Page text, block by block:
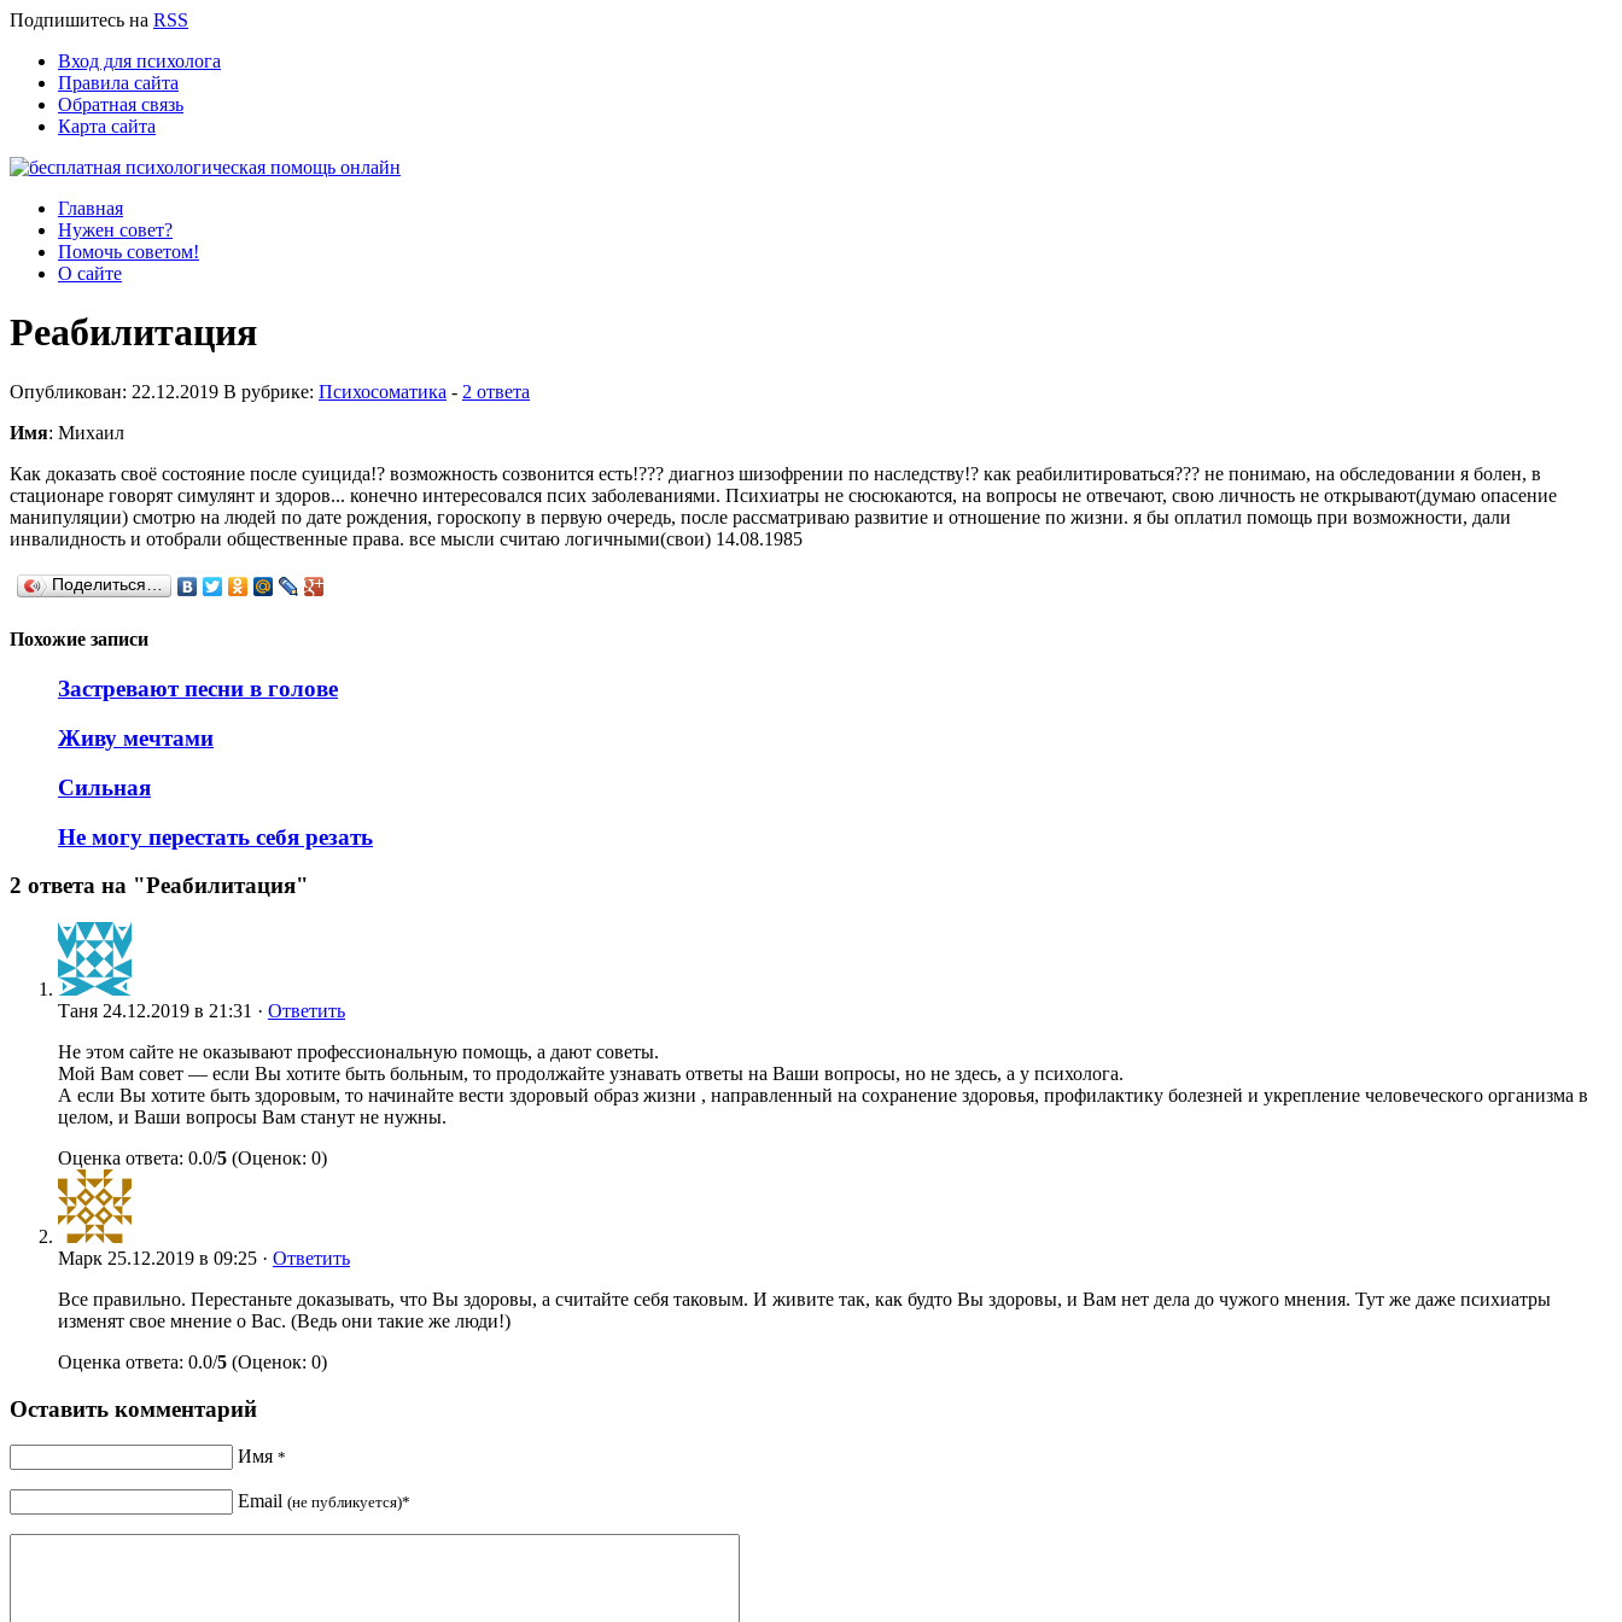
Подпишитесь на RSS
Вход для психолога
Правила сайта
Обратная связь
Карта сайта
Главная
Нужен совет?
Помочь советом!
О сайте
Реабилитация
Опубликован: 22.12.2019 В рубрике: Психосоматика - 2 ответа
Имя: Михаил
Как доказать своё состояние после суицида!? возможность созвонится есть!??? диагноз шизофрении по наследству!? как реабилитироваться??? не понимаю, на обследовании я болен, в
стационаре говорят симулянт и здоров... конечно интересовался псих заболеваниями. Психиатры не сюсюкаются, на вопросы не отвечают, свою личность не открывают(думаю опасение
манипуляции) смотрю на людей по дате рождения, гороскопу в первую очередь, после рассматриваю развитие и отношение по жизни. я бы оплатил помощь при возможности, дали
инвалидность и отобрали общественные права. все мысли считаю логичными(свои) 14.08.1985
Поделиться…
Похожие записи
Застревают песни в голове
Живу мечтами
Сильная
Не могу перестать себя резать
2 ответа на "Реабилитация"
Таня 24.12.2019 в 21:31 · Ответить
Не этом сайте не оказывают профессиональную помощь, а дают советы.
Мой Вам совет — если Вы хотите быть больным, то продолжайте узнавать ответы на Ваши вопросы, но не здесь, а у психолога.
А если Вы хотите быть здоровым, то начинайте вести здоровый образ жизни , направленный на сохранение здоровья, профилактику болезней и укрепление человеческого организма в
целом, и Ваши вопросы Вам станут не нужны.
Оценка ответа: 0.0/5 (Оценок: 0)
Марк 25.12.2019 в 09:25 · Ответить
Все правильно. Перестаньте доказывать, что Вы здоровы, а считайте себя таковым. И живите так, как будто Вы здоровы, и Вам нет дела до чужого мнения. Тут же даже психиатры
изменят свое мнение о Вас. (Ведь они такие же люди!)
Оценка ответа: 0.0/5 (Оценок: 0)
Оставить комментарий
Имя *
Email (не публикуется)*